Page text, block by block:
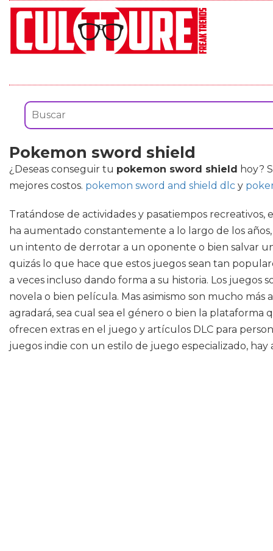
Pokemon sword shield
¿Deseas conseguir tu pokemon sword shield hoy?
mejores costos. pokemon sword and shield dlc y
Tratándose de actividades y pasatiempos
ha aumentado constantemente a lo largo de los
un intento de derrotar a un oponente o bien salvar
quizás lo que hace que estos juegos sean tan
a veces incluso dando forma a su historia. Los
novela o bien película. Mas asimismo son mucho
agradará, sea cual sea el género o bien la plataforma
ofrecen extras en el juego y artículos DLC para
juegos indie con un estilo de juego especializado, hay